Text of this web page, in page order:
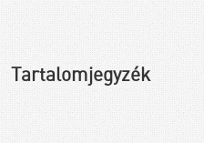
Tartalomjegyzék